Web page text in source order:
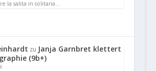
la salita in solitaria…
zu Janja Garnbret klettert
(9b+)